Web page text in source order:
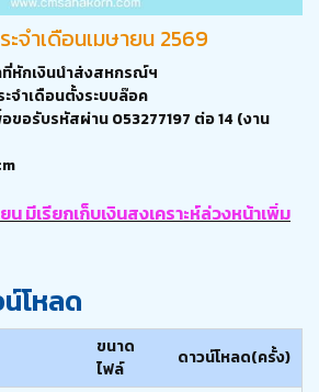
ะจำเดือนเมษายน 2569
หักเงินนำส่งสหกรณ์ฯ
จำเดือนตั้งระบบล๊อค
ขอรับรหัสผ่าน 053277197 ต่อ 14 (งาน
นมีเรียกเก็บเงินสงเคราะห์ล่วงหน้าเพิ่ม
โหลด
ขนาด
ไฟล์
ดาวน์โหลด(ครั้ง)